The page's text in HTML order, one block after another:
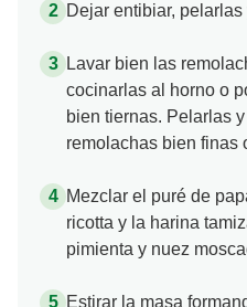
Dejar entibiar,
Lavar bien las
cocinarlas al horno o
bien tiernas. Pelarlas
remolachas bien finas
Mezclar el puré de
ricotta y la harina
pimienta y nuez
Estirar la masa